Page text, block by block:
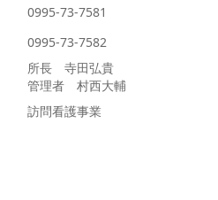
0995-73-7581
0995-73-7582
所長 寺田弘貴
管理者 村西大輔
訪問看護事業